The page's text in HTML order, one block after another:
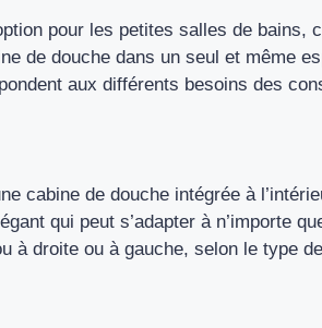
pour les petites salles de bains,
de douche dans un seul et même
aux différents besoins des
cabine de douche intégrée à
qui peut s’adapter à n’importe
à droite ou à gauche, selon le type